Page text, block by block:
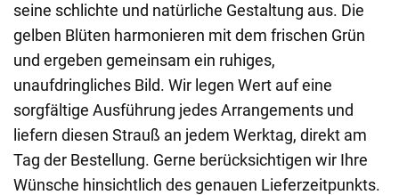
seine schlichte und natürliche Gestaltung aus. Die
gelben Blüten harmonieren mit dem frischen Grün
und ergeben gemeinsam ein ruhiges,
unaufdringliches Bild. Wir legen Wert auf eine
sorgfältige Ausführung jedes Arrangements und
liefern diesen Strauß an jedem Werktag, direkt am
Tag der Bestellung. Gerne berücksichtigen wir Ihre
Wünsche hinsichtlich des genauen Lieferzeitpunkts.